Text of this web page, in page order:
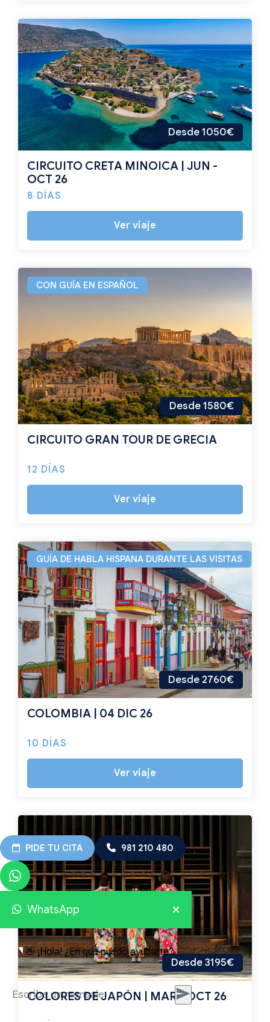
Desde 1050€
CIRCUITO CRETA MINOICA | JUN -
OCT 26
8 DÍAS
Ver viaje
Desde 1580€
CON GUÍA EN ESPAÑOL
CIRCUITO GRAN TOUR DE GRECIA
12 DÍAS
Ver viaje
Desde 2760€
GUÍA DE HABLA HISPANA DURANTE LAS VISITAS
COLOMBIA | 04 DIC 26
10 DÍAS
Ver viaje
Desde 3195€
COLORES DE JAPÓN | MAR - OCT 26
PIDE TU CITA 981 210 480
WhatsApp
👋 ¡Hola! ¿En qué puedo ayudarte?